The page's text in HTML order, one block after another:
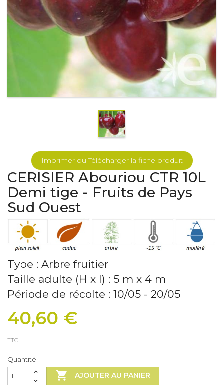
Imprimer ou Télécharger la fiche produit
CERISIER Abouriou CTR 10L
Demi tige - Fruits de Pays
Sud Ouest
Type : Arbre fruitier
Taille adulte (H x l) : 5 m x 4 m
Période de récolte : 10/05 - 20/05
40,60 €
TTC
Quantité
 AJOUTER AU PANIER